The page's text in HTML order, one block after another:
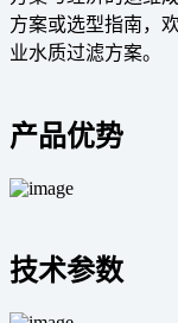
方案或选型指南，
业水质过滤方案。
产品优势
技术参数